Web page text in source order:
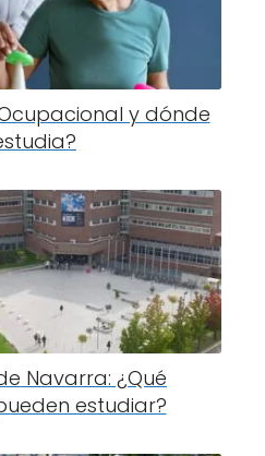
y dónde
Navarra: ¿Qué
estudiar?